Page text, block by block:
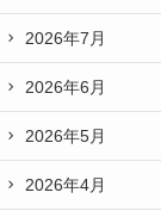
2026年7月
2026年6月
2026年5月
2026年4月